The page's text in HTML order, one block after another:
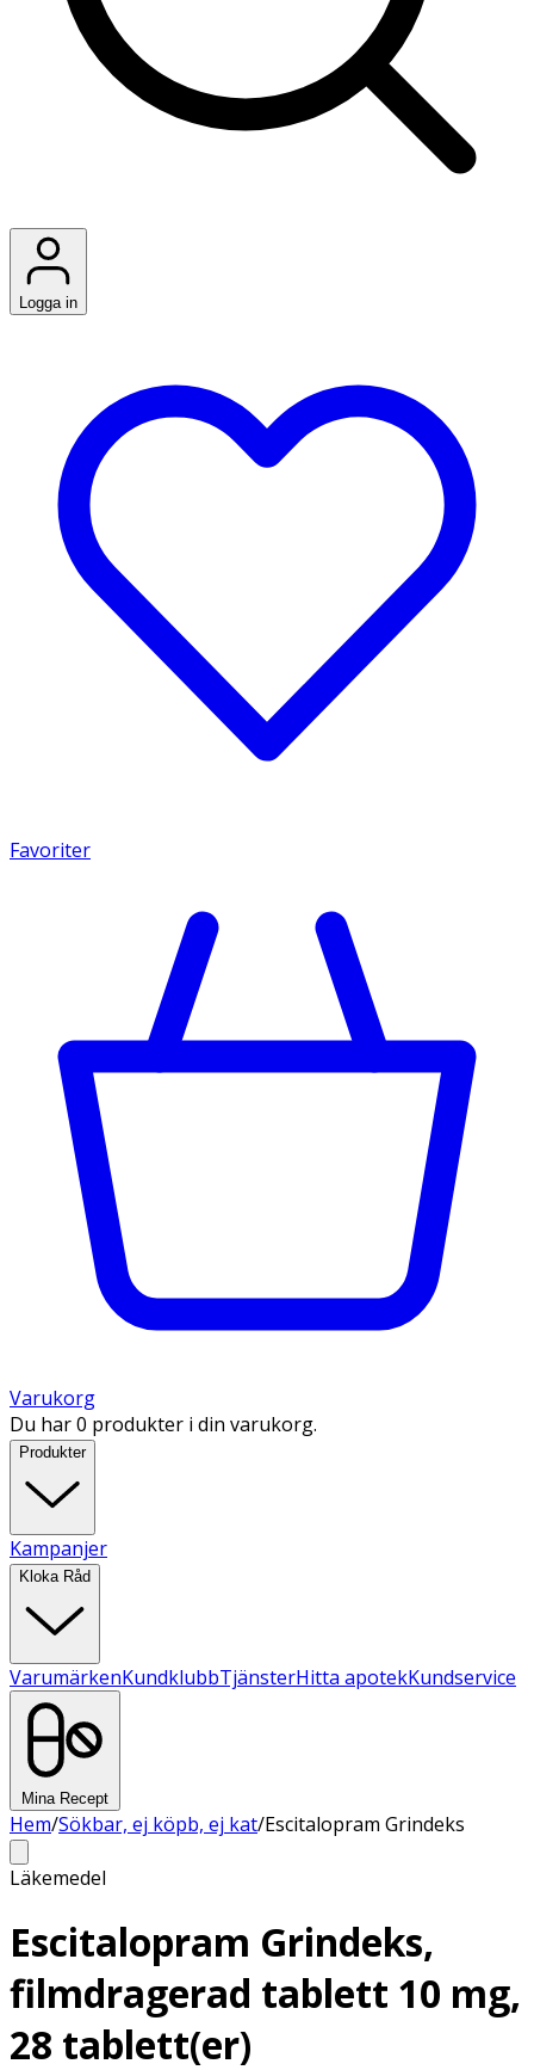
Logga in
Favoriter
Varukorg
Du har 0 produkter i din varukorg.
Produkter
Kampanjer
Kloka Råd
VarumärkenKundklubbTjänsterHitta apotekKundservice
Mina Recept
Hem/Sökbar, ej köpb, ej kat/Escitalopram Grindeks
Läkemedel
Escitalopram Grindeks,
filmdragerad tablett 10 mg,
28 tablett(er)